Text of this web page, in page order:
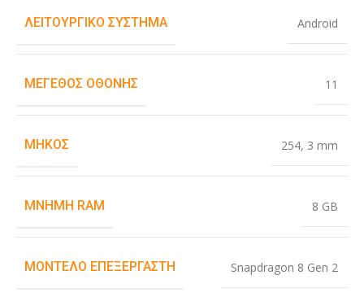
ΛΕΙΤΟΥΡΓΙΚΌ ΣΎΣΤΗΜΑ Android
ΜΈΓΕΘΟΣ ΟΘΌΝΗΣ 11
ΜΉΚΟΣ 254, 3 mm
ΜΝΉΜΗ RAM 8 GB
ΜΟΝΤΈΛΟ ΕΠΕΞΕΡΓΑΣΤΉ Snapdragon 8 Gen 2